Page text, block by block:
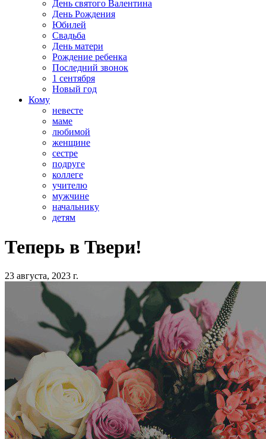
День святого Валентина
День Рождения
Юбилей
Свадьба
День матери
Рождение ребенка
Последний звонок
1 сентября
Новый год
Кому
невесте
маме
любимой
женщине
сестре
подруге
коллеге
учителю
мужчине
начальнику
детям
Теперь в Твери!
23 августа, 2023 г.